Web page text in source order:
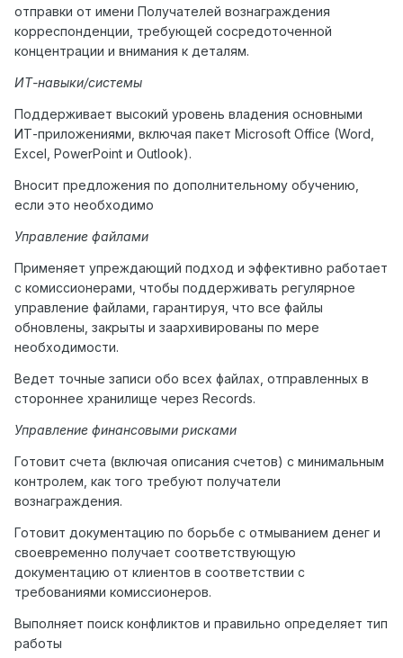
отправки от имени Получателей вознаграждения
корреспонденции, требующей сосредоточенной
концентрации и внимания к деталям.
ИТ-навыки/системы
Поддерживает высокий уровень владения основными
ИТ-приложениями, включая пакет Microsoft Office (Word,
Excel, PowerPoint и Outlook).
Вносит предложения по дополнительному обучению,
если это необходимо
Управление файлами
Применяет упреждающий подход и эффективно работает
с комиссионерами, чтобы поддерживать регулярное
управление файлами, гарантируя, что все файлы
обновлены, закрыты и заархивированы по мере
необходимости.
Ведет точные записи обо всех файлах, отправленных в
стороннее хранилище через Records.
Управление финансовыми рисками
Готовит счета (включая описания счетов) с минимальным
контролем, как того требуют получатели
вознаграждения.
Готовит документацию по борьбе с отмыванием денег и
своевременно получает соответствующую
документацию от клиентов в соответствии с
требованиями комиссионеров.
Выполняет поиск конфликтов и правильно определяет тип
работы